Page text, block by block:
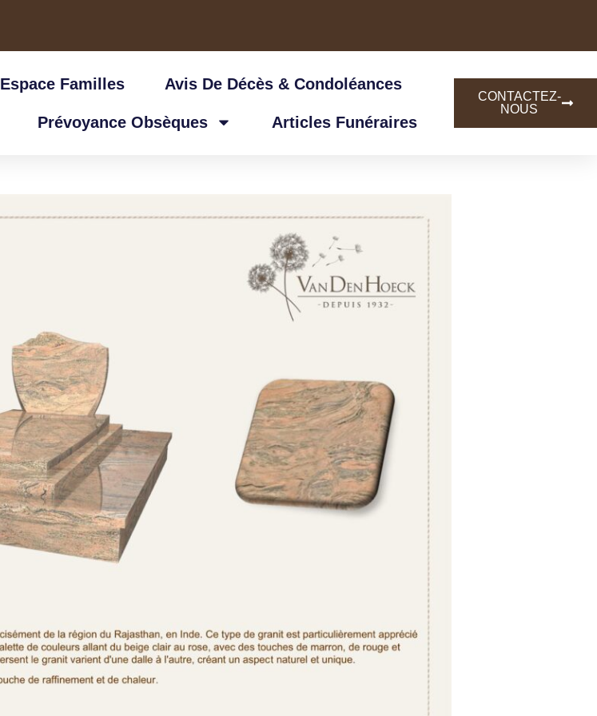
Espace Familles Avis De Décès & Condoléances
Prévoyance Obsèques Articles Funéraires
CONTACTEZ-
NOUS